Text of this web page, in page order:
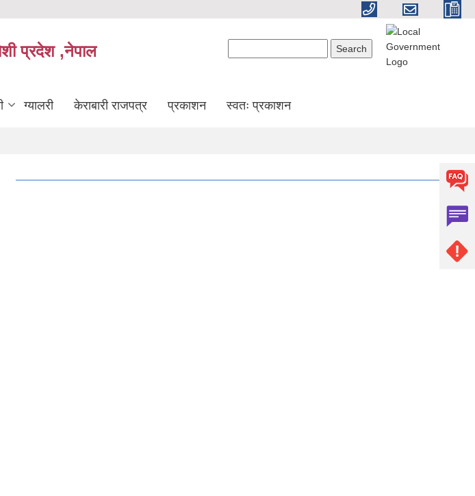
प्रदेश ,नेपाल
ग्यालरी केराबारी राजपत्र प्रकाशन स्वतः प्रकाशन